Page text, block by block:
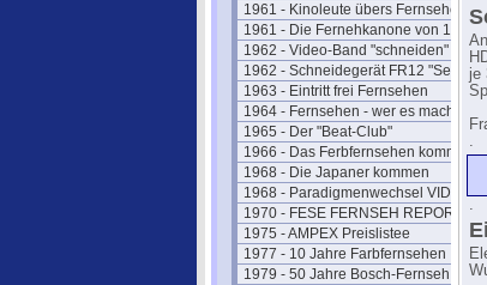
1961 - Kinoleute übers Fernsehen
1961 - Die Fernehkanone von 1936
1962 - Video-Band "schneiden"
1962 - Schneidegerät FR12 "Senior"
1963 - Eintritt frei Fernsehen
1964 - Fernsehen - wer es macht
1965 - Der "Beat-Club"
1966 - Das Ferbfernsehen kommt
1968 - Die Japaner kommen
1968 - Paradigmenwechsel VIDEO
1970 - FESE FERNSEH REPORT
1975 - AMPEX Preislistee
1977 - 10 Jahre Farbfernsehen
1979 - 50 Jahre Bosch-Fernseh
je
.
.